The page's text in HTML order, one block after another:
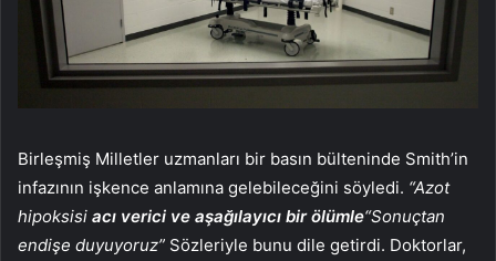
Birleşmiş Milletler uzmanları bir basın bülteninde Smith’in
infazının işkence anlamına gelebileceğini söyledi. “Azot
hipoksisi acı verici ve aşağılayıcı bir ölümle“Sonuçtan
endişe duyuyoruz” Sözleriyle bunu dile getirdi. Doktorlar,